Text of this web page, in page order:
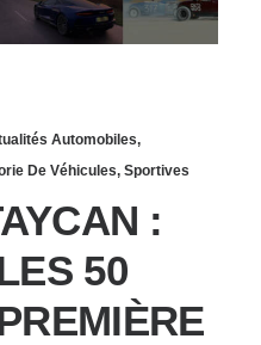
Automobiles,
De Véhicules, Sportives
:
50